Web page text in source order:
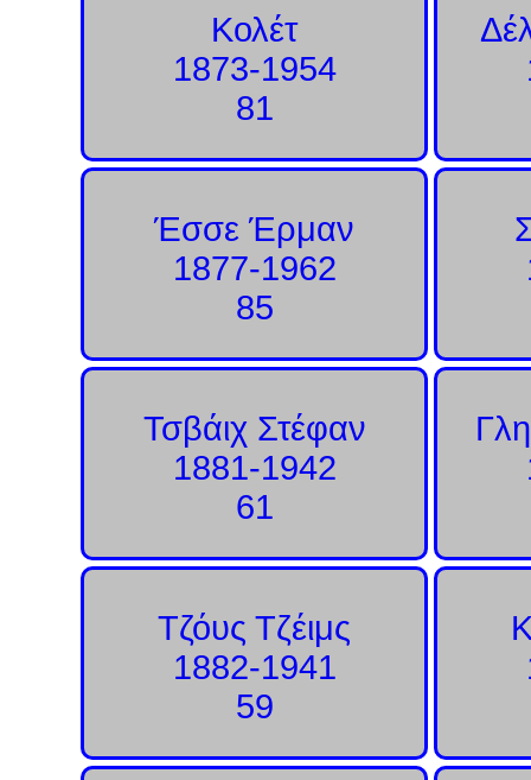
Κολέτ
1873-1954
81
Έσσε Έρμαν
1877-1962
85
Τσβάιχ Στέφαν
1881-1942
61
Τζόυς Τζέιμς
1882-1941
59